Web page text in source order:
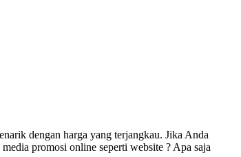
dengan harga yang terjangkau. Jika Anda
promosi online seperti website ? Apa saja